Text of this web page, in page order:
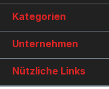
Kategorien
Unternehmen
Nützliche Links